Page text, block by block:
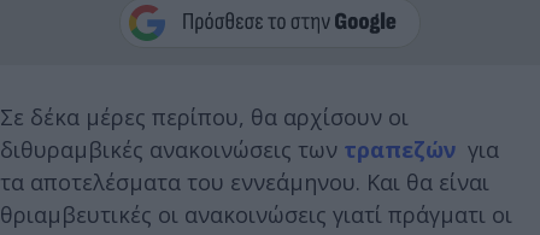
Σε δέκα μέρες περίπου, θα αρχίσουν οι
διθυραμβικές ανακοινώσεις των τραπεζών για
τα αποτελέσματα του εννεάμηνου. Και θα είναι
θριαμβευτικές οι ανακοινώσεις γιατί πράγματι οι